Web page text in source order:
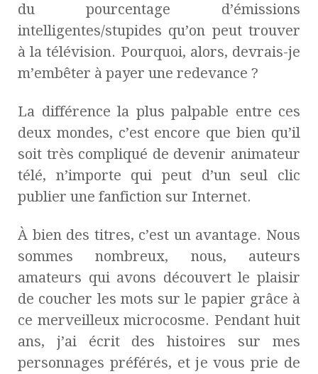
du pourcentage d’émissions
intelligentes/stupides qu’on peut trouver
à la télévision. Pourquoi, alors, devrais-je
m’embêter à payer une redevance ?
La différence la plus palpable entre ces
deux mondes, c’est encore que bien qu’il
soit très compliqué de devenir animateur
télé, n’importe qui peut d’un seul clic
publier une fanfiction sur Internet.
À bien des titres, c’est un avantage. Nous
sommes nombreux, nous, auteurs
amateurs qui avons découvert le plaisir
de coucher les mots sur le papier grâce à
ce merveilleux microcosme. Pendant huit
ans, j’ai écrit des histoires sur mes
personnages préférés, et je vous prie de